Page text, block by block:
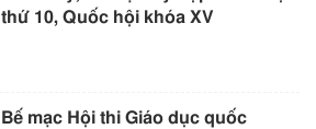
thứ 10, Quốc hội khóa XV
Bế mạc Hội thi Giáo dục quốc